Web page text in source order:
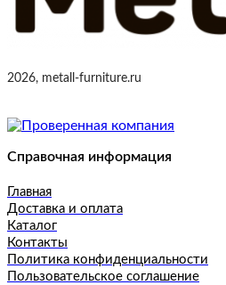
2026, metall-furniture.ru
Справочная информация
Главная
Доставка и оплата
Каталог
Контакты
Политика конфиденциальности
Пользовательское соглашение